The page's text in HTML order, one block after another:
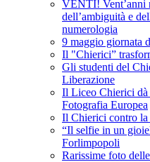
VENTI! Vent’anni
dell’ambiguità e
numerologia
9 maggio giornata
Il "Chierici”
Gli studenti del
Liberazione
Il Liceo Chierici dà
Fotografia Europea
Il Chierici contro
“Il selfie in un
Forlimpopoli
Rarissime foto